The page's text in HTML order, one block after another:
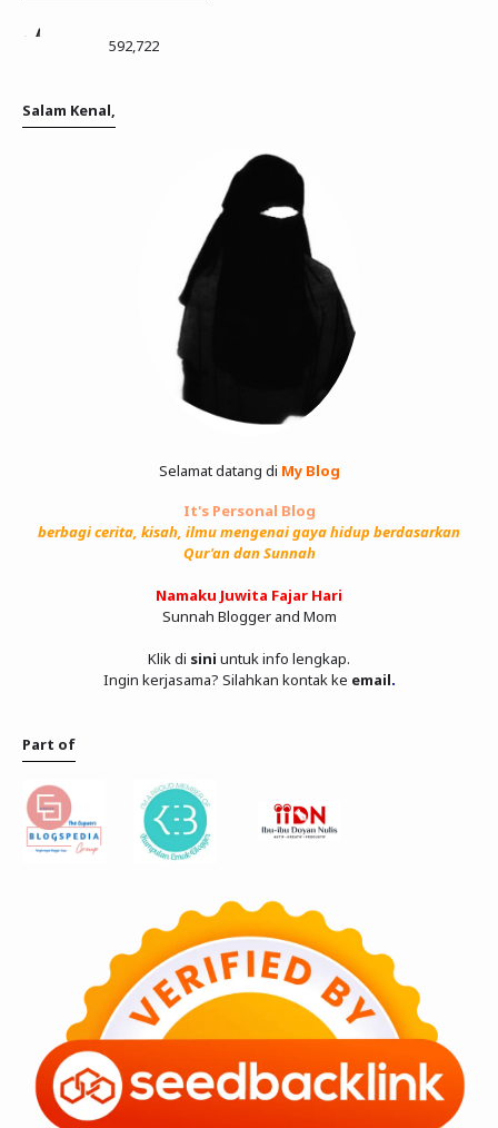
592,722
Salam Kenal,
Selamat datang di My Blog
It's Personal Blog
berbagi cerita, kisah, ilmu mengenai gaya hidup berdasarkan
Qur'an dan Sunnah
Namaku Juwita Fajar Hari
Sunnah Blogger and Mom
Klik di sini untuk info lengkap.
Ingin kerjasama? Silahkan kontak ke email.
Part of